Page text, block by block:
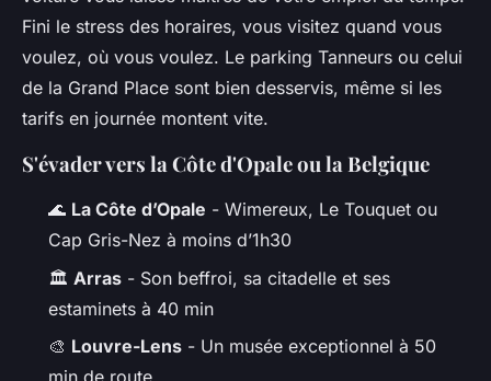
Fini le stress des horaires, vous visitez quand vous
voulez, où vous voulez. Le parking Tanneurs ou celui
de la Grand Place sont bien desservis, même si les
tarifs en journée montent vite.
S'évader vers la Côte d'Opale ou la Belgique
🌊 La Côte d’Opale - Wimereux, Le Touquet ou
Cap Gris-Nez à moins d’1h30
🏛️ Arras - Son beffroi, sa citadelle et ses
estaminets à 40 min
🎨 Louvre-Lens - Un musée exceptionnel à 50